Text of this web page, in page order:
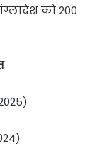
को 200